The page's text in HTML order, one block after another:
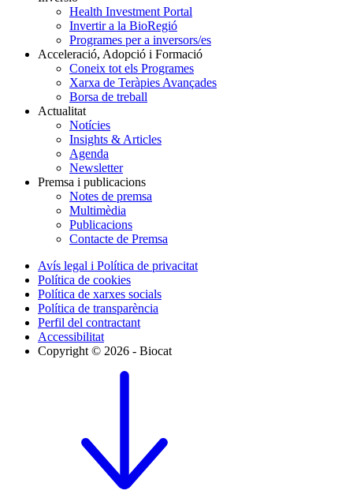
Health Investment Portal
Invertir a la BioRegió
Programes per a inversors/es
Acceleració, Adopció i Formació
Coneix tot els Programes
Xarxa de Teràpies Avançades
Borsa de treball
Actualitat
Notícies
Insights & Articles
Agenda
Newsletter
Premsa i publicacions
Notes de premsa
Multimèdia
Publicacions
Contacte de Premsa
Avís legal i Política de privacitat
Política de cookies
Política de xarxes socials
Política de transparència
Perfil del contractant
Accessibilitat
Copyright © 2026 - Biocat